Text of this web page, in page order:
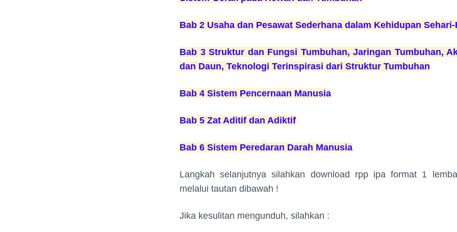
Bab 2 Usaha dan Pesawat Sederhana dalam Kehidupan
Bab 3 Struktur dan Fungsi Tumbuhan, Jaringan Tumbuhan,
dan Daun, Teknologi Terinspirasi dari Struktur Tumbuhan
Bab 4 Sistem Pencernaan Manusia
Bab 5 Zat Aditif dan Adiktif
Bab 6 Sistem Peredaran Darah Manusia
Langkah selanjutnya silahkan download rpp ipa format 1
melalui tautan dibawah !
Jika kesulitan mengunduh, silahkan :